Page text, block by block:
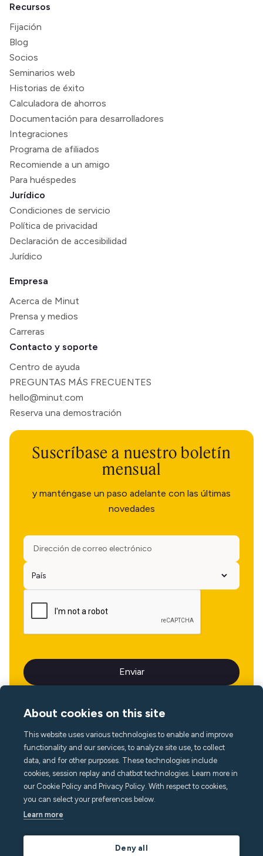
Recursos
Fijación
Blog
Socios
Seminarios web
Historias de éxito
Calculadora de ahorros
Documentación para desarrolladores
Integraciones
Programa de afiliados
Recomiende a un amigo
Para huéspedes
Jurídico
Condiciones de servicio
Política de privacidad
Declaración de accesibilidad
Jurídico
Empresa
Acerca de Minut
Prensa y medios
Carreras
Contacto y soporte
Centro de ayuda
PREGUNTAS MÁS FRECUENTES
hello@minut.com
Reserva una demostración
Suscríbase a nuestro boletín
mensual
y manténgase un paso adelante con las últimas
novedades
Idioma
About cookies on this site
This website uses various technologies to enable and improve
functionality and our services, to analyze site use, to collect
data, and for other purposes. These technologies include
cookies, session replay and chatbot technologies. Learn more in
our Cookie Policy and Privacy Policy. With respect to cookies,
you can select your preferences below.
Learn more
Deny all